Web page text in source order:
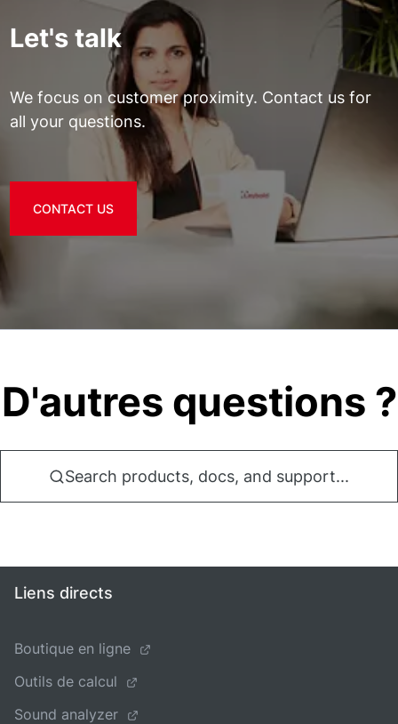
Let's talk
We focus on customer proximity. Contact us for
all your questions.
CONTACT US
D'autres questions ?
Search products, docs, and support...
Liens directs
Boutique en ligne
Outils de calcul
Sound analyzer